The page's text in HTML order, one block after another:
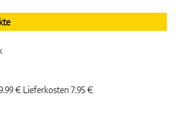
€ Lieferkosten 7.95 €